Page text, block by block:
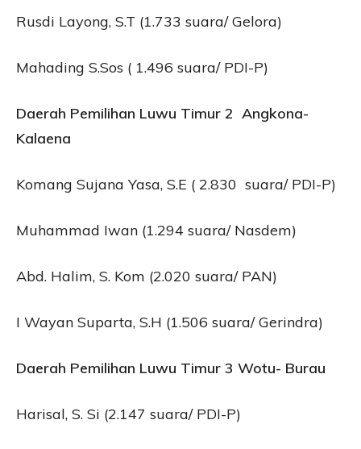
Rusdi Layong, S.T (1.733 suara/ Gelora)
Mahading S.Sos ( 1.496 suara/ PDI-P)
Daerah Pemilihan Luwu Timur 2 Angkona-
Kalaena
Komang Sujana Yasa, S.E ( 2.830 suara/ PDI-P)
Muhammad Iwan (1.294 suara/ Nasdem)
Abd. Halim, S. Kom (2.020 suara/ PAN)
I Wayan Suparta, S.H (1.506 suara/ Gerindra)
Daerah Pemilihan Luwu Timur 3 Wotu- Burau
Harisal, S. Si (2.147 suara/ PDI-P)